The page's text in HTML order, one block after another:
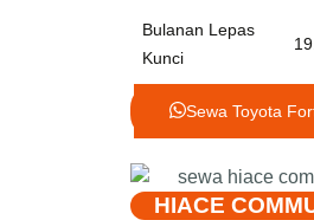
Bulanan Lepas
Kunci
Sewa Toyota
HIACE